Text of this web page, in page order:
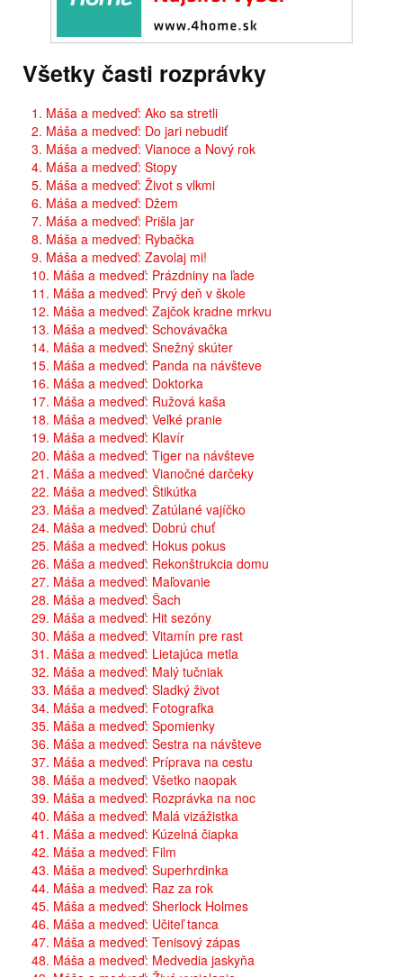
Všetky časti rozprávky
1. Máša a medveď: Ako sa stretli
2. Máša a medveď: Do jari nebudiť
3. Máša a medveď: Vianoce a Nový rok
4. Máša a medveď: Stopy
5. Máša a medveď: Život s vlkmi
6. Máša a medveď: Džem
7. Máša a medveď: Prišla jar
8. Máša a medveď: Rybačka
9. Máša a medveď: Zavolaj mi!
10. Máša a medveď: Prázdniny na ľade
11. Máša a medveď: Prvý deň v škole
12. Máša a medveď: Zajčok kradne mrkvu
13. Máša a medveď: Schovávačka
14. Máša a medveď: Snežný skúter
15. Máša a medveď: Panda na návšteve
16. Máša a medveď: Doktorka
17. Máša a medveď: Ružová kaša
18. Máša a medveď: Veľké pranie
19. Máša a medveď: Klavír
20. Máša a medveď: Tiger na návšteve
21. Máša a medveď: Vianočné darčeky
22. Máša a medveď: Štikútka
23. Máša a medveď: Zatúlané vajíčko
24. Máša a medveď: Dobrú chuť
25. Máša a medveď: Hokus pokus
26. Máša a medveď: Rekonštrukcia domu
27. Máša a medveď: Maľovanie
28. Máša a medveď: Šach
29. Máša a medveď: Hit sezóny
30. Máša a medveď: Vitamín pre rast
31. Máša a medveď: Lietajúca metla
32. Máša a medveď: Malý tučniak
33. Máša a medveď: Sladký život
34. Máša a medveď: Fotografka
35. Máša a medveď: Spomienky
36. Máša a medveď: Sestra na návšteve
37. Máša a medveď: Príprava na cestu
38. Máša a medveď: Všetko naopak
39. Máša a medveď: Rozprávka na noc
40. Máša a medveď: Malá vizážistka
41. Máša a medveď: Kúzelná čiapka
42. Máša a medveď: Film
43. Máša a medveď: Superhrdinka
44. Máša a medveď: Raz za rok
45. Máša a medveď: Sherlock Holmes
46. Máša a medveď: Učiteľ tanca
47. Máša a medveď: Tenisový zápas
48. Máša a medveď: Medvedia jaskyňa